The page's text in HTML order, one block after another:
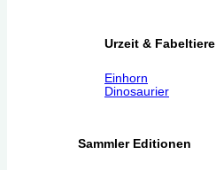
Urzeit & Fabeltiere
Einhorn
Dinosaurier
Sammler Editionen